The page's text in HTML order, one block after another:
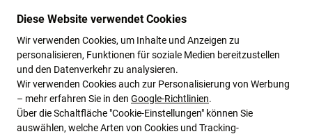
Weiterlesen
Newsletter-Fix
Abonnieren Sie den regelmäßigen Newsletter über Rabatte und
Neuigkeiten
Diese Website verwendet Cookies
Wir verwenden Cookies, um Inhalte und Anzeigen zu
personalisieren, Funktionen für soziale Medien bereitzustellen
und den Datenverkehr zu analysieren.
Wir verwenden Cookies auch zur Personalisierung von Werbung
– mehr erfahren Sie in den Google-Richtlinien.
Über die Schaltfläche "Cookie-Einstellungen" können Sie
auswählen, welche Arten von Cookies und Tracking-